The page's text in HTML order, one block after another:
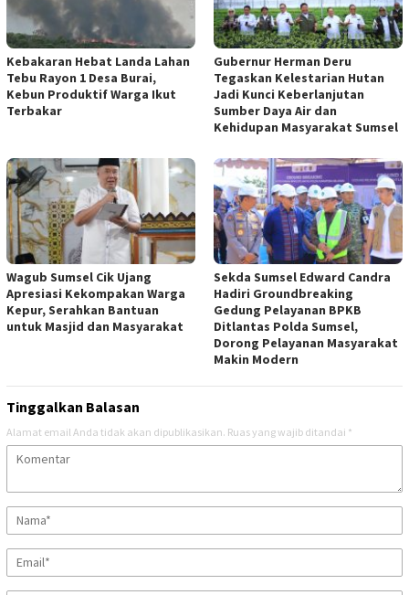
‎Kebakaran Hebat Landa Lahan
Tebu Rayon 1 Desa Burai,
Kebun Produktif Warga Ikut
Terbakar
Gubernur Herman Deru
Tegaskan Kelestarian Hutan
Jadi Kunci Keberlanjutan
Sumber Daya Air dan
Kehidupan Masyarakat Sumsel
Wagub Sumsel Cik Ujang
Apresiasi Kekompakan Warga
Kepur, Serahkan Bantuan
untuk Masjid dan Masyarakat
Sekda Sumsel Edward Candra
Hadiri Groundbreaking
Gedung Pelayanan BPKB
Ditlantas Polda Sumsel,
Dorong Pelayanan Masyarakat
Makin Modern
Tinggalkan Balasan
Alamat email Anda tidak akan dipublikasikan. Ruas yang wajib ditandai *